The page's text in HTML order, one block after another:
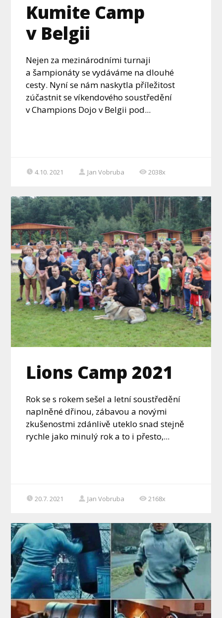
Kumite Camp
v Belgii
Nejen za mezinárodními turnaji
a šampionáty se vydáváme na dlouhé
cesty. Nyní se nám naskytla příležitost
zúčastnit se víkendového soustředění
v Champions Dojo v Belgii pod...
4.10. 2021 Jan Vobruba 2038x
Lions Camp 2021
Rok se s rokem sešel a letní soustředění
naplněné dřinou, zábavou a novými
zkušenostmi zdánlivě uteklo snad stejně
rychle jako minulý rok a to i přesto,...
20.7. 2021 Jan Vobruba 2168x